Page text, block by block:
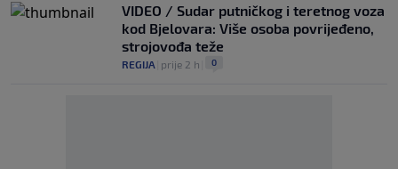
VIDEO / Sudar putničkog i teretnog voza
kod Bjelovara: Više osoba povrijeđeno,
strojovođa teže
REGIJA prije 2 h 0